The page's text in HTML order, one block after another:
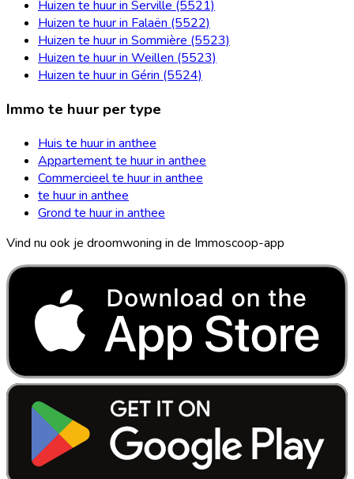
Huizen te huur in Serville (5521)
Huizen te huur in Falaën (5522)
Huizen te huur in Sommière (5523)
Huizen te huur in Weillen (5523)
Huizen te huur in Gérin (5524)
Immo te huur per type
Huis te huur in anthee
Appartement te huur in anthee
Commercieel te huur in anthee
te huur in anthee
Grond te huur in anthee
Vind nu ook je droomwoning in de Immoscoop-app